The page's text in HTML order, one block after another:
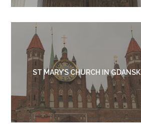
ST MARY’S CHURCH IN GDANSK